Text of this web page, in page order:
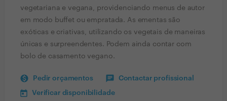
vegetariana e vegana, providenciando menus de autor
em modo buffet ou empratada. As ementas são
exóticas e criativas, utilizando os vegetais de maneiras
únicas e surpreendentes. Podem ainda contar com
bolo de casamento vegano.
Pedir orçamentos Contactar profissional
Verificar disponibilidade